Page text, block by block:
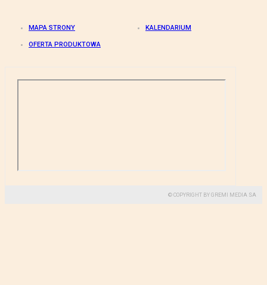
MAPA STRONY KALENDARIUM
OFERTA PRODUKTOWA
© COPYRIGHT BY GREMI MEDIA SA